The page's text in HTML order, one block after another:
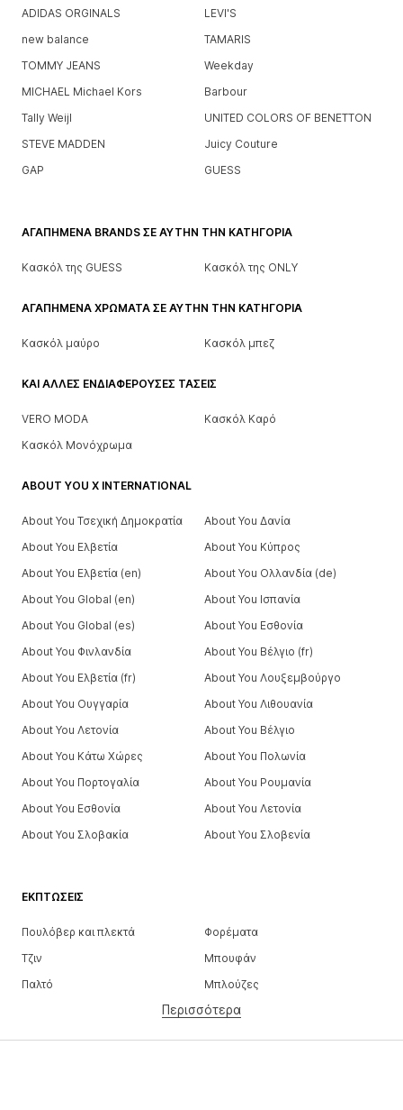
ADIDAS ORGINALS
LEVI'S
new balance
TAMARIS
TOMMY JEANS
Weekday
MICHAEL Michael Kors
Barbour
Tally Weijl
UNITED COLORS OF BENETTON
STEVE MADDEN
Juicy Couture
GAP
GUESS
ΕΚΠΤΏΣΕΙΣ
Πουλόβερ και πλεκτά
Φορέματα
Τζιν
Μπουφάν
Παλτό
Μπλούζες
Εσώρουχα
Φούστες
Πουκάμισα και τουνίκ
Περισσότερα
ΑΓΑΠΗΜΈΝΑ BRANDS ΣΕ ΑΥΤΉΝ ΤΗΝ ΚΑΤΗΓΟΡΊΑ
Κασκόλ της GUESS Κασκόλ της ONLY
ΑΓΑΠΗΜΈΝΑ ΧΡΏΜΑΤΑ ΣΕ ΑΥΤΉΝ ΤΗΝ ΚΑΤΗΓΟΡΊΑ
Κασκόλ μαύρο Κασκόλ μπεζ
ΚΑΙ ΆΛΛΕΣ ΕΝΔΙΑΦΈΡΟΥΣΕΣ ΤΆΣΕΙΣ
VERO MODA
Κασκόλ Καρό
Κασκόλ Μονόχρωμα
ABOUT YOU X INTERNATIONAL
About You Τσεχική Δημοκρατία
About You Δανία
About You Ελβετία
About You Κύπρος
About You Ελβετία (en)
About You Ολλανδία (de)
About You Global (en)
About You Ισπανία
About You Global (es)
About You Εσθονία
About You Φινλανδία
About You Βέλγιο (fr)
About You Ελβετία (fr)
About You Λουξεμβούργο
About You Ουγγαρία
About You Λιθουανία
About You Λετονία
About You Βέλγιο
About You Κάτω Χώρες
About You Πολωνία
About You Πορτογαλία
About You Ρουμανία
About You Εσθονία
About You Λετονία
About You Σλοβακία
About You Σλοβενία